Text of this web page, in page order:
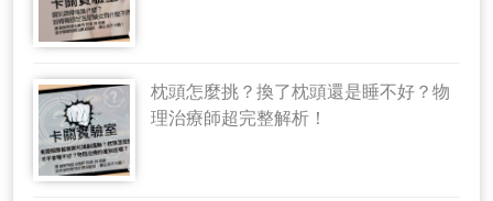
枕頭怎麼挑？換了枕頭還是睡不好？物
理治療師超完整解析！